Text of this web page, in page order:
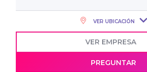
VER UBICACIÓN
VER EMPRESA
PREGUNTAR